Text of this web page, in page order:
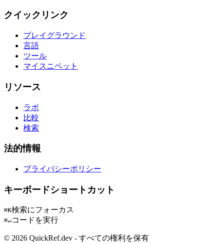
クイックリンク
プレイグラウンド
言語
ツール
マイスニペット
リソース
ラボ
比較
検索
法的情報
プライバシーポリシー
キーボードショートカット
⌘K検索にフォーカス
⌘↵コードを実行
© 2026 QuickRef.dev - すべての権利を保有